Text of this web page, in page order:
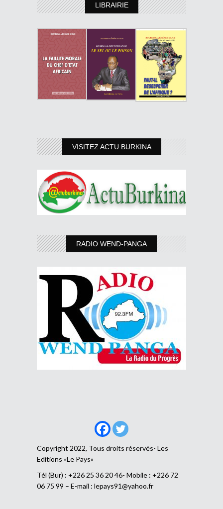
LIBRAIRIE
VISITEZ ACTU BURKINA
RADIO WEND-PANGA
Copyright 2022, Tous droits réservés- Les
Editions «Le Pays»
Tél (Bur) : +226 25 36 20 46- Mobile : +226 72
06 75 99 – E-mail : lepays91@yahoo.fr